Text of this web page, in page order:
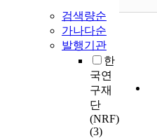
검색량순
가나다순
발행기관
한
국연
구재
단
(NRF)
(3)